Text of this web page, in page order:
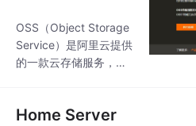
OSS（Object Storage
Service）是阿里云提供
的一款云存储服务，具
用它，我们可以通过网
Home Server